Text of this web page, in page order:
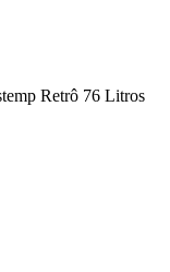
Retrô 76 Litros